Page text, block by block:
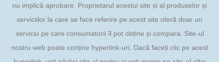
nu implică aprobare. Proprietarul acestui site și al produselor și
serviciilor la care se face referire pe acest site oferă doar un
serviciu pe care consumatorii îl pot obține și compara. Site-ul
nostru web poate conține hyperlink-uri. Dacă faceți clic pe acest